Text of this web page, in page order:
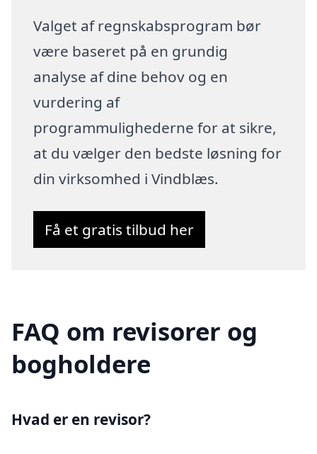
Valget af regnskabsprogram bør
være baseret på en grundig
analyse af dine behov og en
vurdering af
programmulighederne for at sikre,
at du vælger den bedste løsning for
din virksomhed i Vindblæs.
Få et gratis tilbud her
FAQ om revisorer og
bogholdere
Hvad er en revisor?